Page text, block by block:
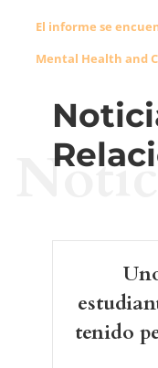
El informe se
Mental Health and
tenido